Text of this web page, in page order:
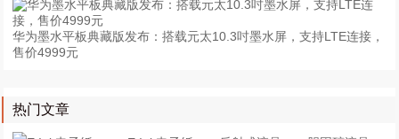
华为墨水平板典藏版发布：搭载元太10.3吋墨水屏，支持LTE连接，
售价4999元
热门文章